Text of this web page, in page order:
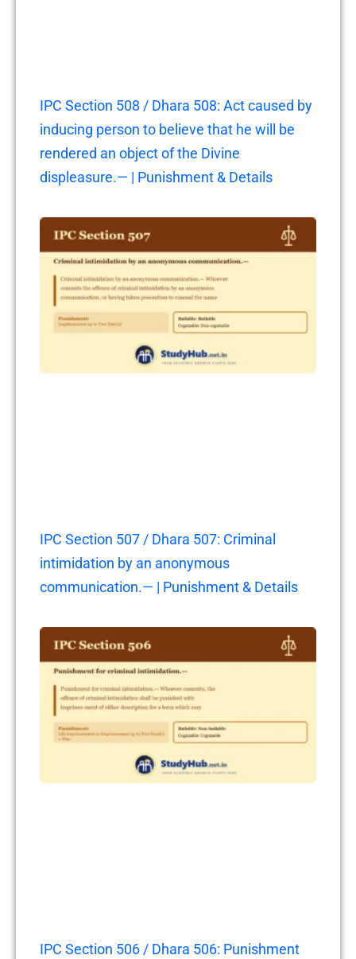
IPC Section 508 / Dhara 508: Act caused by
inducing person to believe that he will be
rendered an object of the Divine
displeasure.— | Punishment & Details
IPC Section 507 / Dhara 507: Criminal
intimidation by an anonymous
communication.— | Punishment & Details
IPC Section 506 / Dhara 506: Punishment